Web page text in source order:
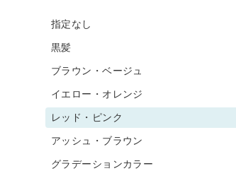
指定なし
黒髪
ブラウン・ベージュ
イエロー・オレンジ
レッド・ピンク
アッシュ・ブラウン
グラデーションカラー